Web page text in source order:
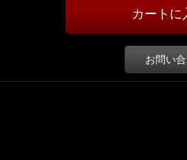
お問い